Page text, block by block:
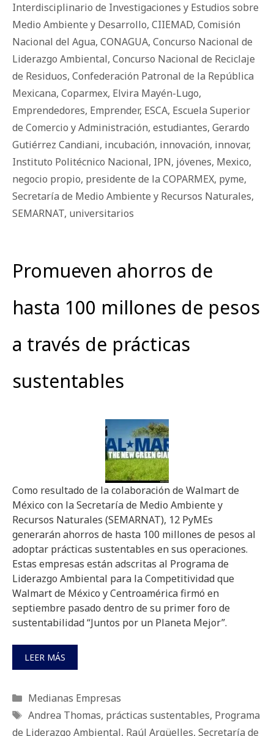
Interdisciplinario de Investigaciones y Estudios sobre
Medio Ambiente y Desarrollo, CIIEMAD, Comisión
Nacional del Agua, CONAGUA, Concurso Nacional de
Liderazgo Ambiental, Concurso Nacional de Reciclaje
de Residuos, Confederación Patronal de la República
Mexicana, Coparmex, Elvira Mayén-Lugo,
Emprendedores, Emprender, ESCA, Escuela Superior
de Comercio y Administración, estudiantes, Gerardo
Gutiérrez Candiani, incubación, innovación, innovar,
Instituto Politécnico Nacional, IPN, jóvenes, Mexico,
negocio propio, presidente de la COPARMEX, pyme,
Secretaría de Medio Ambiente y Recursos Naturales,
SEMARNAT, universitarios
Promueven ahorros de
hasta 100 millones de pesos
a través de prácticas
sustentables
Como resultado de la colaboración de Walmart de
México con la Secretaría de Medio Ambiente y
Recursos Naturales (SEMARNAT), 12 PyMEs
generarán ahorros de hasta 100 millones de pesos al
adoptar prácticas sustentables en sus operaciones.
Estas empresas están adscritas al Programa de
Liderazgo Ambiental para la Competitividad que
Walmart de México y Centroamérica firmó en
septiembre pasado dentro de su primer foro de
sustentabilidad “Juntos por un Planeta Mejor”.
LEER MÁS
Categorías
Medianas Empresas
Etiquetas
Andrea Thomas, prácticas sustentables, Programa
de Liderazgo Ambiental, Raúl Argüelles, Secretaría de